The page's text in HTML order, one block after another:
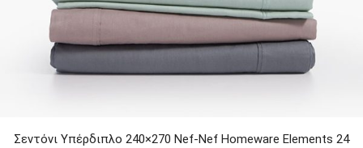
Σεντόνι Υπέρδιπλο 240×270 Nef-Nef Homeware Elements 24